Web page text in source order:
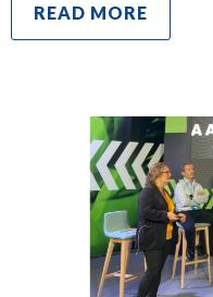
READ MORE